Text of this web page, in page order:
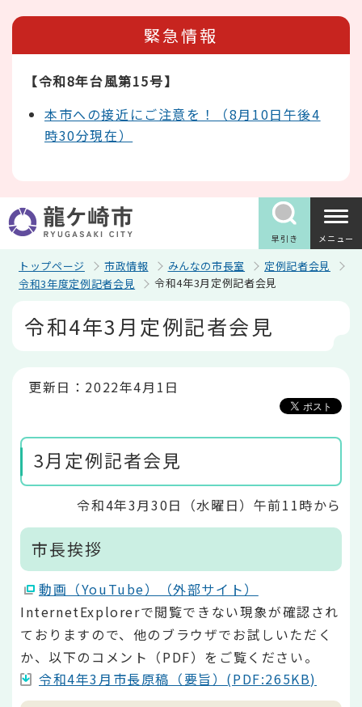
緊急情報
【令和8年台風第15号】
本市への接近にご注意を！（8月10日午後4
時30分現在）
早引き メニュー
トップページ 市政情報 みんなの市長室
定例記者会見
令和3年度定例記者会見
令和4年3月定例記者会見
令和4年3月定例記者会見
更新日：2022年4月1日
3月定例記者会見
令和4年3月30日（水曜日）午前11時から
市長挨拶
動画（YouTube）（外部サイト）
InternetExplorerで閲覧できない現象が確認され
ておりますので、他のブラウザでお試しいただく
か、以下のコメント（PDF）をご覧ください。
令和4年3月市長原稿（要旨）(PDF:265KB)